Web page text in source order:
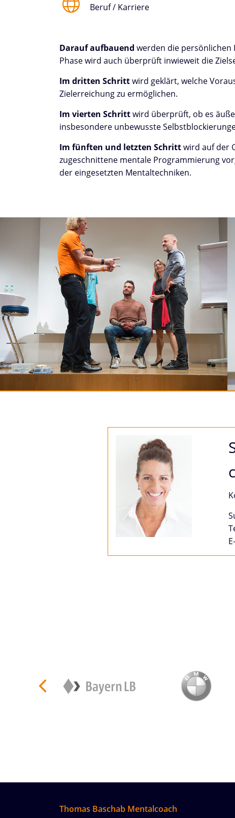
Beruf / Karriere
Darauf aufbauend werden die persönlichen
Phase wird auch überprüft inwieweit die
Im dritten Schrittwird geklärt, welche
Zielerreichung zu ermöglichen.
Im vierten Schrittwird überprüft, ob es
insbesondere unbewusste
Im fünften und letzten Schrittwird auf der
zugeschnittene mentale Programmierung
der eingesetzten Mentaltechniken.
Thomas Baschab Mentalcoach